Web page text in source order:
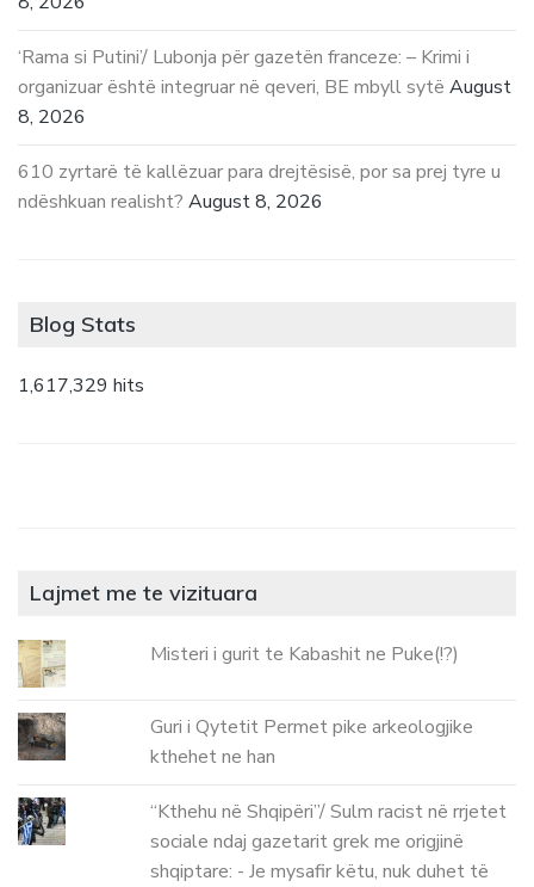
‘Rama si Putini’/ Lubonja për gazetën franceze: – Krimi i
organizuar është integruar në qeveri, BE mbyll sytë August
8, 2026
610 zyrtarë të kallëzuar para drejtësisë, por sa prej tyre u
ndëshkuan realisht? August 8, 2026
Blog Stats
1,617,329 hits
Lajmet me te vizituara
Misteri i gurit te Kabashit ne Puke(!?)
Guri i Qytetit Permet pike arkeologjike
kthehet ne han
“Kthehu në Shqipëri”/ Sulm racist në rrjetet
sociale ndaj gazetarit grek me origjinë
shqiptare: - Je mysafir këtu, nuk duhet të